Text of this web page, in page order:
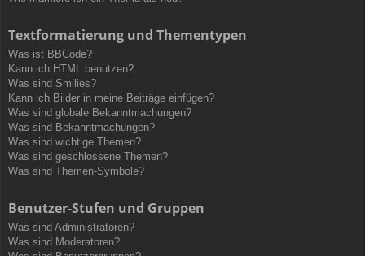
Textformatierung und Thementypen
Was ist BBCode?
Kann ich HTML benutzen?
Was sind Smilies?
Kann ich Bilder in meine Beiträge einfügen?
Was sind globale Bekanntmachungen?
Was sind Bekanntmachungen?
Was sind wichtige Themen?
Was sind geschlossene Themen?
Was sind Themen-Symbole?
Benutzer-Stufen und Gruppen
Was sind Administratoren?
Was sind Moderatoren?